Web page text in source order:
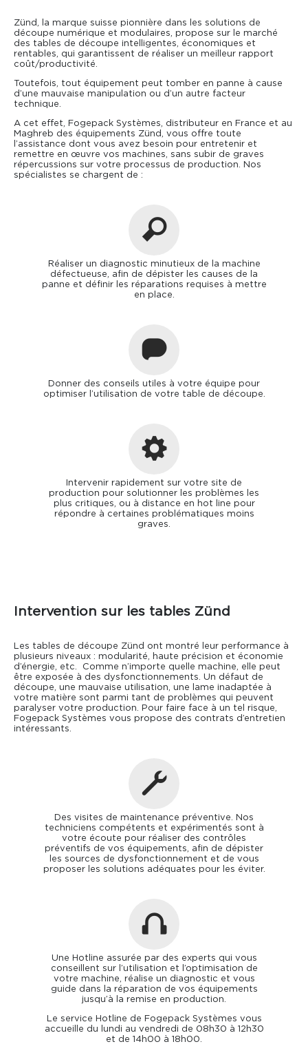
Consommables
Formations
Reconditionnement
Actualités
Zünd, la marque suisse pionnière dans les solutions de
découpe numérique et modulaires, propose sur le marché
des tables de découpe intelligentes, économiques et
rentables, qui garantissent de réaliser un meilleur rapport
coût/productivité.
Toutefois, tout équipement peut tomber en panne à cause
d’une mauvaise manipulation ou d’un autre facteur
technique.
A cet effet, Fogepack Systèmes, distributeur en France et au
Maghreb des équipements Zünd, vous offre toute
l’assistance dont vous avez besoin pour entretenir et
remettre en œuvre vos machines, sans subir de graves
répercussions sur votre processus de production. Nos
spécialistes se chargent de :
Réaliser un diagnostic minutieux de la machine
défectueuse, afin de dépister les causes de la
panne et définir les réparations requises à mettre
en place.
Donner des conseils utiles à votre équipe pour
optimiser l’utilisation de votre table de découpe.
Intervenir rapidement sur votre site de
production pour solutionner les problèmes les
plus critiques, ou à distance en hot line pour
répondre à certaines problématiques moins
graves.
Intervention sur les tables Zünd
Les tables de découpe Zünd ont montré leur performance à
plusieurs niveaux : modularité, haute précision et économie
d’énergie, etc. Comme n’importe quelle machine, elle peut
être exposée à des dysfonctionnements. Un défaut de
découpe, une mauvaise utilisation, une lame inadaptée à
votre matière sont parmi tant de problèmes qui peuvent
paralyser votre production. Pour faire face à un tel risque,
Fogepack Systèmes vous propose des contrats d’entretien
intéressants.
Des visites de maintenance préventive. Nos
techniciens compétents et expérimentés sont à
votre écoute pour réaliser des contrôles
préventifs de vos équipements, afin de dépister
les sources de dysfonctionnement et de vous
proposer les solutions adéquates pour les éviter.
Une Hotline assurée par des experts qui vous
conseillent sur l’utilisation et l’optimisation de
votre machine, réalise un diagnostic et vous
guide dans la réparation de vos équipements
jusqu’à la remise en production.
Le service Hotline de Fogepack Systèmes vous
accueille du lundi au vendredi de 08h30 à 12h30
et de 14h00 à 18h00.